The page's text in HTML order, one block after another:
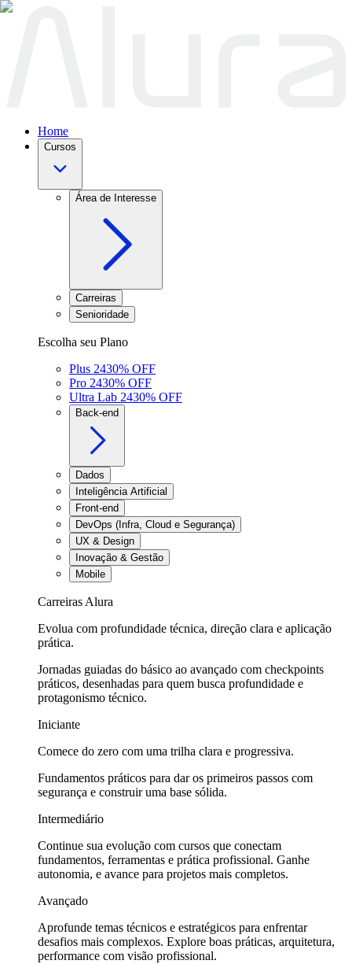
Home
Cursos
Área de Interesse
Carreiras
Senioridade
Escolha seu Plano
Plus 2430% OFF
Pro 2430% OFF
Ultra Lab 2430% OFF
Back-end
Dados
Inteligência Artificial
Front-end
DevOps (Infra, Cloud e Segurança)
UX & Design
Inovação & Gestão
Mobile
Carreiras Alura
Evolua com profundidade técnica, direção clara e aplicação
prática.
Jornadas guiadas do básico ao avançado com checkpoints
práticos, desenhadas para quem busca profundidade e
protagonismo técnico.
Iniciante
Comece do zero com uma trilha clara e progressiva.
Fundamentos práticos para dar os primeiros passos com
segurança e construir uma base sólida.
Intermediário
Continue sua evolução com cursos que conectam
fundamentos, ferramentas e prática profissional. Ganhe
autonomia, e avance para projetos mais completos.
Avançado
Aprofunde temas técnicos e estratégicos para enfrentar
desafios mais complexos. Explore boas práticas, arquitetura,
performance com visão profissional.